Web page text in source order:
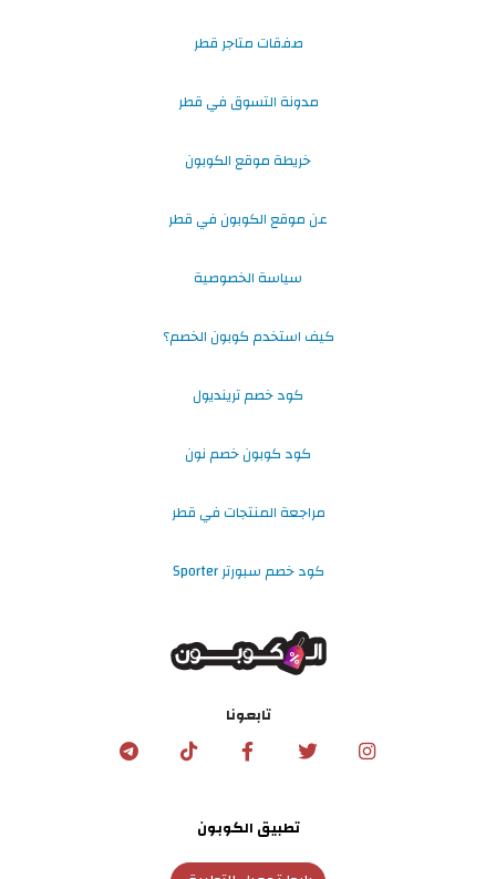
صفقات متاجر قطر
مدونة التسوق في قطر
خريطة موقع الكوبون
عن موقع الكوبون في قطر
سياسة الخصوصية
كيف استخدم كوبون الخصم؟
كود خصم ترينديول
كود كوبون خصم نون
مراجعة المنتجات في قطر
كود خصم سبورتر Sporter
تابعونا
تطبيق الكوبون